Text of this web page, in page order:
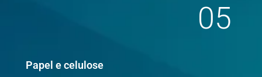
05
Papel e celulose